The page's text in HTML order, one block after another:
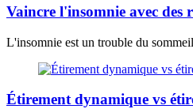
Vaincre l'insomnie avec des
L'insomnie est un trouble du
Étirement dynamique vs